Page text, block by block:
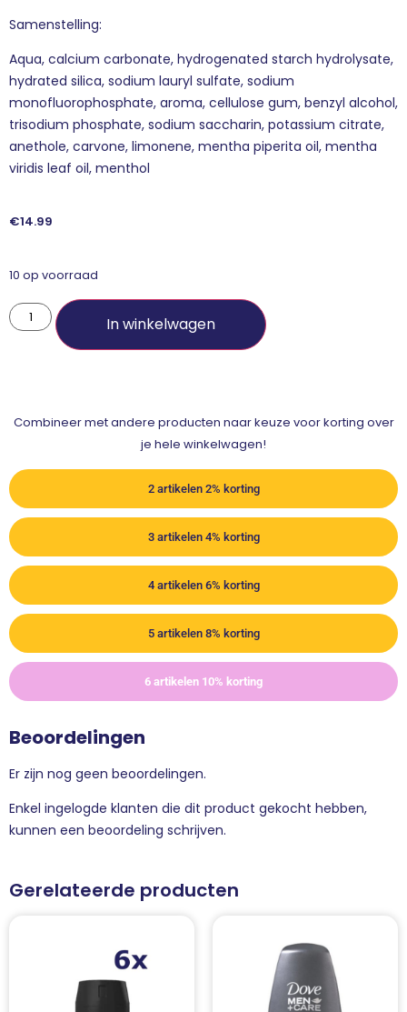
Samenstelling:
Aqua, calcium carbonate, hydrogenated starch hydrolysate,
hydrated silica, sodium lauryl sulfate, sodium
monofluorophosphate, aroma, cellulose gum, benzyl alcohol,
trisodium phosphate, sodium saccharin, potassium citrate,
anethole, carvone, limonene, mentha piperita oil, mentha
viridis leaf oil, menthol
€14.99
10 op voorraad
In winkelwagen
Combineer met andere producten naar keuze voor korting over
je hele winkelwagen!
2 artikelen 2% korting
3 artikelen 4% korting
4 artikelen 6% korting
5 artikelen 8% korting
6 artikelen 10% korting
Beoordelingen
Er zijn nog geen beoordelingen.
Enkel ingelogde klanten die dit product gekocht hebben,
kunnen een beoordeling schrijven.
Gerelateerde producten